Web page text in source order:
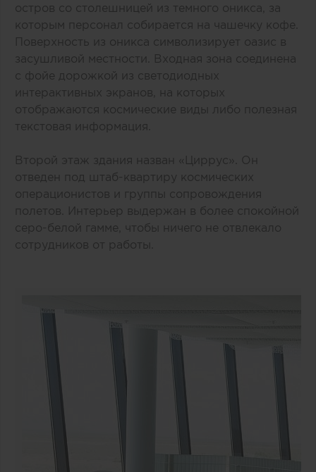
остров со столешницей из темного оникса, за
которым персонал собирается на чашечку кофе.
Поверхность из оникса символизирует оазис в
засушливой местности. Входная зона соединена
с фойе дорожкой из светодиодных
интерактивных экранов, на которых
отображаются космические виды либо полезная
текстовая информация.
Второй этаж здания назван «Циррус». Он
отведен под штаб-квартиру космических
операционистов и группы сопровождения
полетов. Интерьер выдержан в более спокойной
серо-белой гамме, чтобы ничего не отвлекало
сотрудников от работы.